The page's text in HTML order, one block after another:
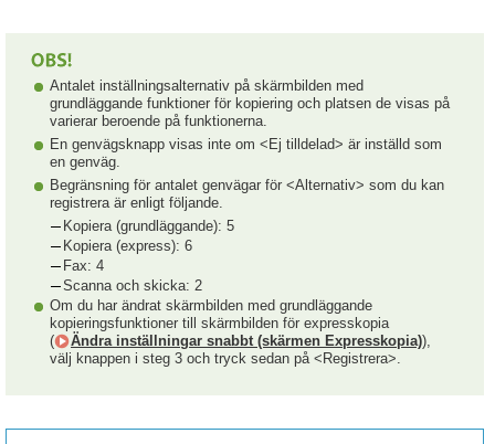
Antalet inställningsalternativ på skärmbilden med
grundläggande funktioner för kopiering och platsen de visas på
varierar beroende på funktionerna.
En genvägsknapp visas inte om <Ej tilldelad> är inställd som
en genväg.
Begränsning för antalet genvägar för <Alternativ> som du kan
registrera är enligt följande.
Kopiera (grundläggande): 5
Kopiera (express): 6
Fax: 4
Scanna och skicka: 2
Om du har ändrat skärmbilden med grundläggande
kopieringsfunktioner till skärmbilden för expresskopia
(
Ändra inställningar snabbt (skärmen Expresskopia)),
välj knappen i steg 3 och tryck sedan på <Registrera>.